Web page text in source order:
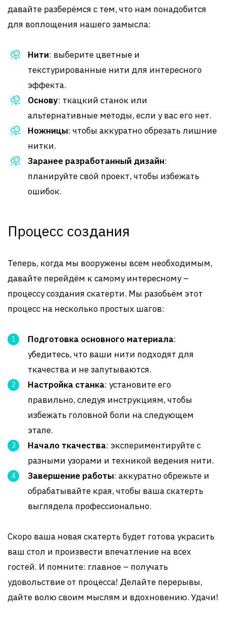
давайте разберёмся с тем, что нам понадобится
для воплощения нашего замысла:
Нити: выберите цветные и
текстурированные нити для интересного
эффекта.
Основу: ткацкий станок или
альтернативные методы, если у вас его нет.
Ножницы: чтобы аккуратно обрезать лишние
нитки.
Заранее разработанный дизайн:
планируйте свой проект, чтобы избежать
ошибок.
Процесс создания
Теперь, когда мы вооружены всем необходимым,
давайте перейдём к самому интересному –
процессу создания скатерти. Мы разобьём этот
процесс на несколько простых шагов:
Подготовка основного материала:
убедитесь, что ваши нити подходят для
ткачества и не запутываются.
Настройка станка: установите его
правильно, следуя инструкциям, чтобы
избежать головной боли на следующем
этапе.
Начало ткачества: экспериментируйте с
разными узорами и техникой ведения нити.
Завершение работы: аккуратно обрежьте и
обрабатывайте края, чтобы ваша скатерть
выглядела профессионально.
Скоро ваша новая скатерть будет готова украсить
ваш стол и произвести впечатление на всех
гостей. И помните: главное – получать
удовольствие от процесса! Делайте перерывы,
дайте волю своим мыслям и вдохновению. Удачи!